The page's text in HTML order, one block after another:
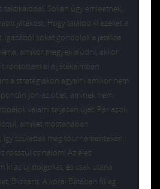
Sokan úgy emleetnek,
játékost. Hogy találod ki ezeket a
igazából sokat gondolok a játékra
amikor megyek aludni, akkor
rontottam el a játékaimban.
a stratégiákon agyalni amikor nem
jön az ötlet, aminek nem
valami teljesen újat. Pár azok
amiket mostanában
így születtek meg tournamenteken,
rosszul csinálom! Az éles
ki az új dolgokat, és csak utána
Blizzard: A korai Bétában főleg